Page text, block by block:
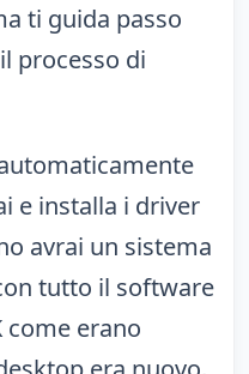
ti guida passo
processo di
e installa i driver
avrai un sistema
tutto il software
come erano